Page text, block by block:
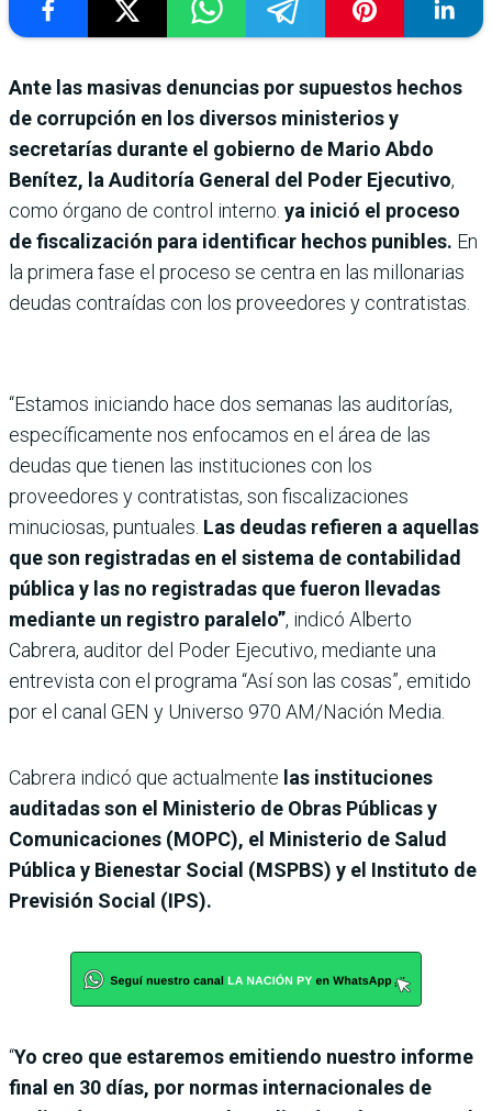
Ante las masivas denuncias por supuestos hechos
de corrupción en los diversos ministerios y
secretarías durante el gobierno de Mario Abdo
Benítez, la Auditoría General del Poder Ejecutivo,
como órgano de control interno. ya inició el proceso
de fiscalización para identificar hechos punibles. En
la primera fase el proceso se centra en las millonarias
deudas contraídas con los proveedores y contratistas.
“Estamos iniciando hace dos semanas las auditorías,
específicamente nos enfocamos en el área de las
deudas que tienen las instituciones con los
proveedores y contratistas, son fiscalizaciones
minuciosas, puntuales. Las deudas refieren a aquellas
que son registradas en el sistema de contabilidad
pública y las no registradas que fueron llevadas
mediante un registro paralelo”, indicó Alberto
Cabrera, auditor del Poder Ejecutivo, mediante una
entrevista con el programa “Así son las cosas”, emitido
por el canal GEN y Universo 970 AM/Nación Media.
Cabrera indicó que actualmente las instituciones
auditadas son el Ministerio de Obras Públicas y
Comunicaciones (MOPC), el Ministerio de Salud
Pública y Bienestar Social (MSPBS) y el Instituto de
Previsión Social (IPS).
“Yo creo que estaremos emitiendo nuestro informe
final en 30 días, por normas internacionales de